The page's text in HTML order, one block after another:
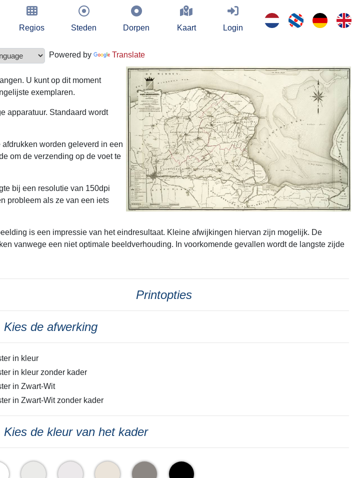
Regios Steden Dorpen Kaart Login
Powered by Translate
U kunt op dit moment
exemplaren.
apparatuur. Standaard wordt
worden geleverd in een
om de verzending op de voet te
bij een resolutie van 150dpi
probleem als ze van een iets
is een impressie van het eindresultaat. Kleine afwijkingen hiervan zijn mogelijk. De
vanwege een niet optimale beeldverhouding. In voorkomende gevallen wordt de langste zijde
Printopties
Kies de afwerking
in kleur
in kleur zonder kader
in Zwart-Wit
in Zwart-Wit zonder kader
Kies de kleur van het kader